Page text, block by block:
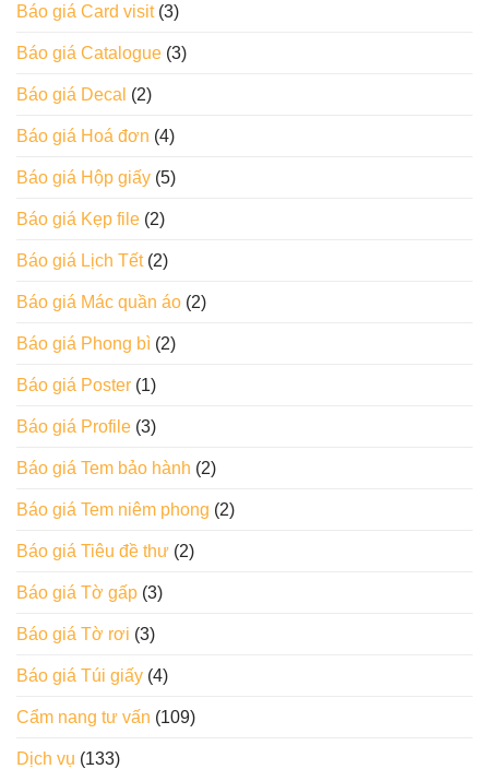
Báo giá Card visit(3)
Báo giá Catalogue (3)
Báo giá Decal (2)
Báo giá Hoá đơn (4)
Báo giá Hộp giấy (5)
Báo giá Kẹp file (2)
Báo giá Lịch Tết(2)
Báo giá Mác quần áo (2)
Báo giá Phong bì (2)
Báo giá Poster (1)
Báo giá Profile (3)
Báo giá Tem bảo hành (2)
Báo giá Tem niêm phong (2)
Báo giá Tiêu đề thư (2)
Báo giá Tờ gấp (3)
Báo giá Tờ rơi (3)
Báo giá Túi giấy (4)
Cẩm nang tư vấn (109)
Dịch vụ (133)